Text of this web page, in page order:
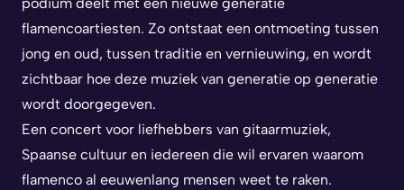
podium deelt met een nieuwe generatie
flamencoartiesten. Zo ontstaat een ontmoeting tussen
jong en oud, tussen traditie en vernieuwing, en wordt
zichtbaar hoe deze muziek van generatie op generatie
wordt doorgegeven.
Een concert voor liefhebbers van gitaarmuziek,
Spaanse cultuur en iedereen die wil ervaren waarom
flamenco al eeuwenlang mensen weet te raken.